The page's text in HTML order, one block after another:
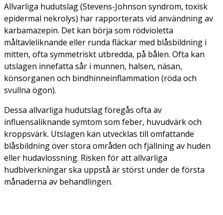
Allvarliga hudutslag (Stevens-Johnson syndrom, toxisk
epidermal nekrolys) har rapporterats vid användning av
karbamazepin. Det kan börja som rödvioletta
måltavleliknande eller runda fläckar med blåsbildning i
mitten, ofta symmetriskt utbredda, på bålen. Ofta kan
utslagen innefatta sår i munnen, halsen, näsan,
könsorganen och bindhinneinflammation (röda och
svullna ögon).
Dessa allvarliga hudutslag föregås ofta av
influensaliknande symtom som feber, huvudvärk och
kroppsvärk. Utslagen kan utvecklas till omfattande
blåsbildning över stora områden och fjällning av huden
eller hudavlossning. Risken för att allvarliga
hudbiverkningar ska uppstå är störst under de första
månaderna av behandlingen.